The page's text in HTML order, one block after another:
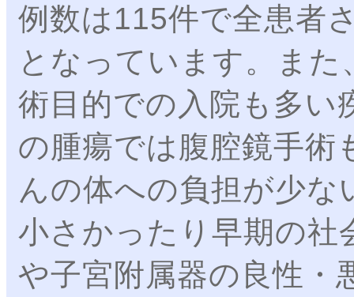
例数は115件で全患者
となっています。ま
術目的での入院も多い
の腫瘍では腹腔鏡手術
んの体への負担が少
小さかったり早期の社
や子宮附属器の良性・